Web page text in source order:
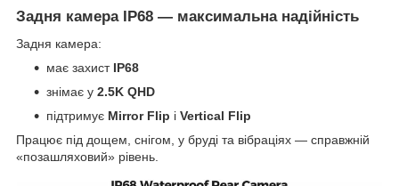
Задня камера IP68 — максимальна надійність
Задня камера:
має захист IP68
знімає у 2.5K QHD
підтримує Mirror Flip і Vertical Flip
Працює під дощем, снігом, у бруді та вібраціях — справжній
«позашляховий» рівень.